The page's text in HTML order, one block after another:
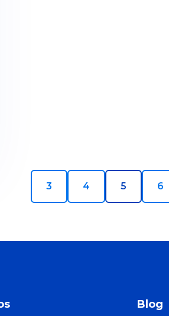
3 4 5 6
Blog